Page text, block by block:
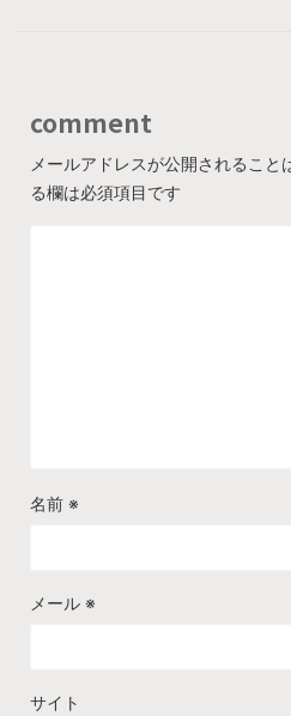
comment
メールアドレスが公開されること
る欄は必須項目です
名前 ※
メール ※
サイト